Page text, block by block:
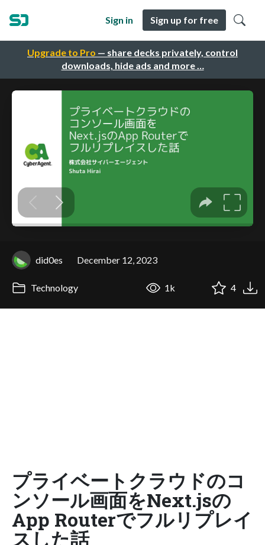
Upgrade to Pro — share decks privately, control
downloads, hide ads and more …
Sign in Sign up for free
did0es December 12, 2023
Technology 1k 4
プライベートクラウドのコ
ンソール画面をNext.jsの
App Routerでフルリプレイ
スした話